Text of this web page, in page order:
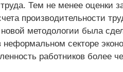
Тем не менее оценки
производительности
методологии была
неформальном секторе
работников более